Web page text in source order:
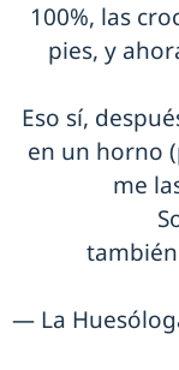
100%, las
pies, y
Eso sí,
en un horno
me
también
— La